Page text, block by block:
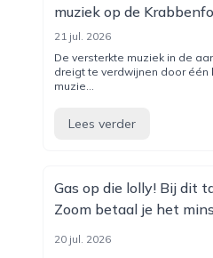
muziek op de
21 jul. 2026
De versterkte muziek in de
dreigt te verdwijnen door
muzie...
Lees verder
Gas op die lolly! Bij dit
Zoom betaal je het
20 jul. 2026